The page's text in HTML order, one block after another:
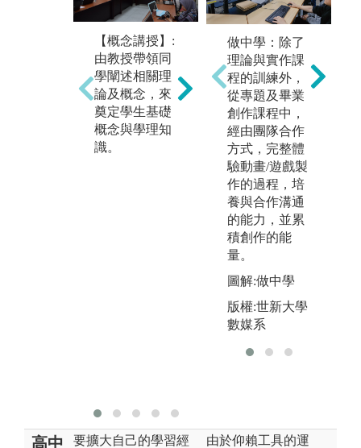
【概念講授】:
由教授帶領同
學闡述相關理
論及概念，來
奠定學生基礎
概念與學理知
識。
【小組討論】:
同學分組針對
特定議題進行
討論與合作學
習，達成知識
共創並增進團
隊合作能力。
圖解:運用自攜
設備找資料與
討論
做中學：除了
理論與實作課
程的訓練外，
從專題及畢業
創作課程中，
經由團隊合作
方式，完整體
驗動畫/遊戲製
作的過程，培
養與合作溝通
的能力，並累
積創作的能
量。
圖解:做中學
版權:世新大學
數媒系
高中 要擴大自己的學習經 由於仰賴工具的運